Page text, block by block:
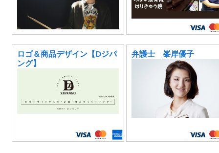
ロゴ＆商品デザイン【Dジパ
ング】
弁護士 峯岸優子